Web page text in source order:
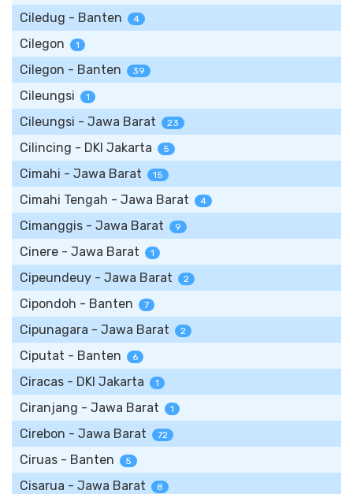
Ciledug - Banten 4
Cilegon 1
Cilegon - Banten 39
Cileungsi 1
Cileungsi - Jawa Barat 23
Cilincing - DKI Jakarta 5
Cimahi - Jawa Barat 15
Cimahi Tengah - Jawa Barat 4
Cimanggis - Jawa Barat 9
Cinere - Jawa Barat 1
Cipeundeuy - Jawa Barat 2
Cipondoh - Banten 7
Cipunagara - Jawa Barat 2
Ciputat - Banten 6
Ciracas - DKI Jakarta 1
Ciranjang - Jawa Barat 1
Cirebon - Jawa Barat 72
Ciruas - Banten 5
Cisarua - Jawa Barat 8